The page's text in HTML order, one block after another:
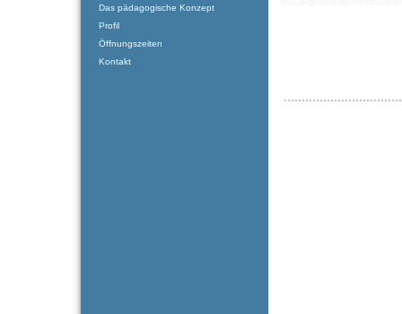
Das pädagogische Konzept
Profil
Öffnungszeiten
Kontakt